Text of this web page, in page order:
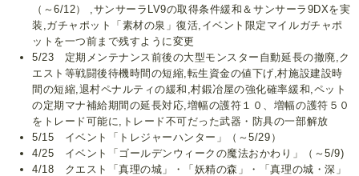
（～6/12） ,サンサーラLV9の取得条件緩和＆サンサーラ9DXを実
装,ガチャポット「素材の泉」復活,イベント限定マイルガチャポ
ットを一つ前まで残すように変更
5/23 定期メンテナンス前後の大型モンスター自動延長の撤廃,ク
エスト等戦闘後待機時間の短縮,転生資金の値下げ,村施設建設時
間の短縮,退村ペナルティの緩和,村鍛冶屋の強化確率緩和,ペット
の定期マナ補給期間の延長対応,増幅の護符１０、増幅の護符５０
をトレード可能に,トレード不可だった武器・防具の一部解放
5/15 イベント「トレジャーハンター」（～5/29）
4/25 イベント「ゴールデンウィークの魔法おかわり」（～5/9)
4/18 クエスト「真理の城」・「妖精の森」・「真理の城・深」